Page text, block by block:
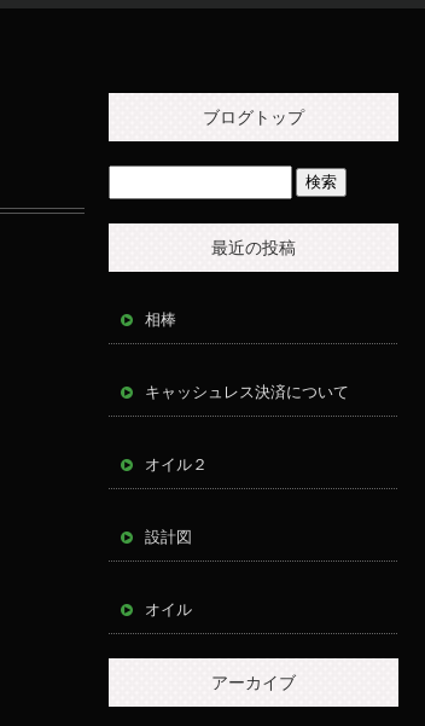
ブログトップ
最近の投稿
相棒
キャッシュレス決済について
オイル２
設計図
オイル
アーカイブ